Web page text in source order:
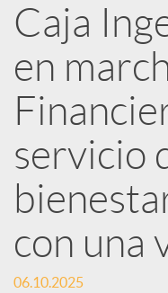
e
d
e
s
S
Caja
en
servicio
con una
06.10.2025